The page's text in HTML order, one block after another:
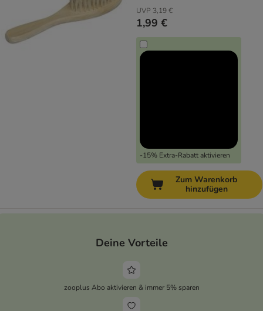
UVP 3,19 €
1,99 €
-15% Extra-Rabatt aktivieren
Zum Warenkorb
hinzufügen
Deine Vorteile
zooplus Abo aktivieren & immer 5% sparen